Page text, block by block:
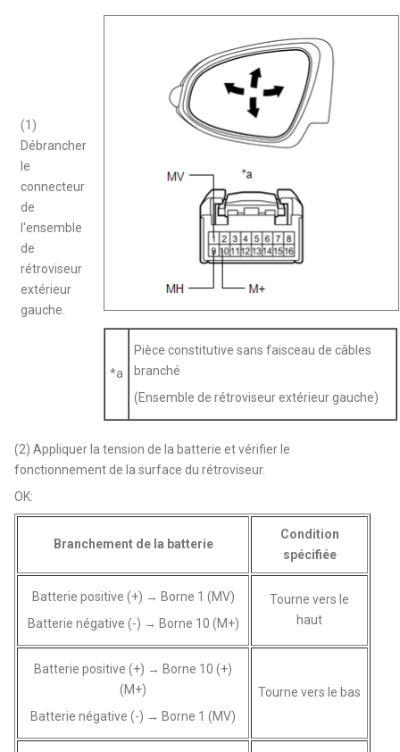
(1)
Débrancher
le
connecteur
de
l'ensemble
de
rétroviseur
extérieur
gauche.
*a
Pièce constitutive sans faisceau de câbles
branché
(Ensemble de rétroviseur extérieur gauche)
(2) Appliquer la tension de la batterie et vérifier le
fonctionnement de la surface du rétroviseur.
OK:
Branchement de la batterie
Condition
spécifiée
Batterie positive (+) → Borne 1 (MV)
Batterie négative (-) → Borne 10 (M+)
Tourne vers le
haut
Batterie positive (+) → Borne 10 (+)
(M+)
Batterie négative (-) → Borne 1 (MV)
Tourne vers le bas